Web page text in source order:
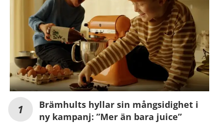
Brämhults hyllar sin mångsidighet i
ny kampanj: ”Mer än bara juice”